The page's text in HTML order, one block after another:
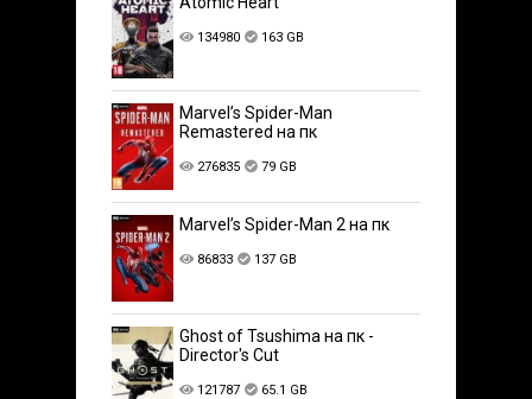
134980 163 GB
Marvel’s Spider-Man
Remastered на пк
276835 79 GB
Marvel’s Spider-Man 2 на пк
86833 137 GB
Ghost of Tsushima на пк -
Director's Cut
121787 65.1 GB